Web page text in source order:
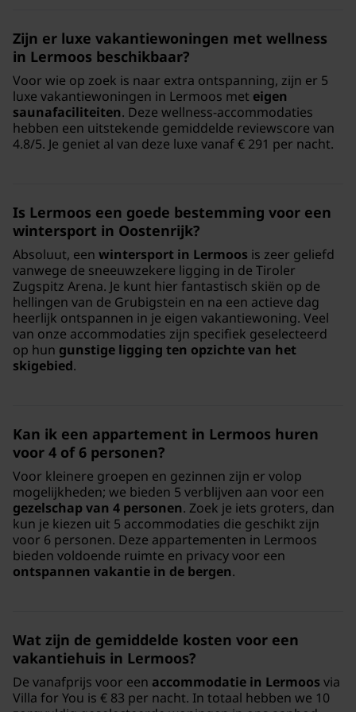
Zijn er luxe vakantiewoningen met wellness
in Lermoos beschikbaar?
Voor wie op zoek is naar extra ontspanning, zijn er 5
luxe vakantiewoningen in Lermoos met eigen
saunafaciliteiten. Deze wellness-accommodaties
hebben een uitstekende gemiddelde reviewscore van
4.8/5. Je geniet al van deze luxe vanaf € 291 per nacht.
Is Lermoos een goede bestemming voor een
wintersport in Oostenrijk?
Absoluut, een wintersport in Lermoos is zeer geliefd
vanwege de sneeuwzekere ligging in de Tiroler
Zugspitz Arena. Je kunt hier fantastisch skiën op de
hellingen van de Grubigstein en na een actieve dag
heerlijk ontspannen in je eigen vakantiewoning. Veel
van onze accommodaties zijn specifiek geselecteerd
op hun gunstige ligging ten opzichte van het
skigebied.
Kan ik een appartement in Lermoos huren
voor 4 of 6 personen?
Voor kleinere groepen en gezinnen zijn er volop
mogelijkheden; we bieden 5 verblijven aan voor een
gezelschap van 4 personen. Zoek je iets groters, dan
kun je kiezen uit 5 accommodaties die geschikt zijn
voor 6 personen. Deze appartementen in Lermoos
bieden voldoende ruimte en privacy voor een
ontspannen vakantie in de bergen.
Wat zijn de gemiddelde kosten voor een
vakantiehuis in Lermoos?
De vanafprijs voor een accommodatie in Lermoos via
Villa for You is € 83 per nacht. In totaal hebben we 10